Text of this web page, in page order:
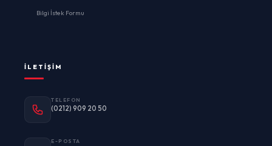
Bilgi İstek Formu
İLETIŞIM
TELEFON
(0212) 909 20 50
E-POSTA